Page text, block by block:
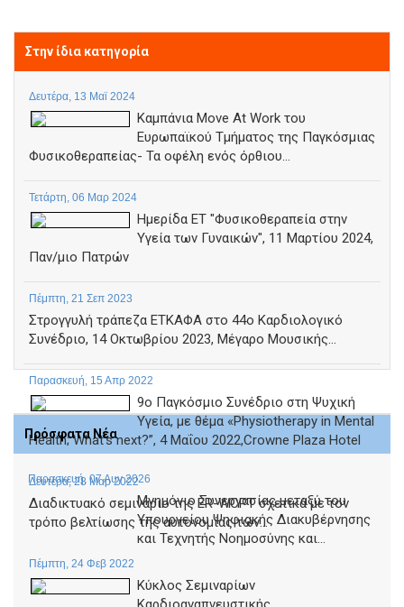
Στην ίδια κατηγορία
Δευτέρα, 13 Μαϊ 2024
Καμπάνια Move At Work του
Ευρωπαϊκού Τμήματος της Παγκόσμιας
Φυσικοθεραπείας- Τα οφέλη ενός όρθιου...
Τετάρτη, 06 Μαρ 2024
Ημερίδα ΕΤ "Φυσικοθεραπεία στην
Υγεία των Γυναικών", 11 Μαρτίου 2024,
Παν/μιο Πατρών
Πέμπτη, 21 Σεπ 2023
Στρογγυλή τράπεζα ΕΤΚΑΦΑ στο 44ο Καρδιολογικό
Συνέδριο, 14 Οκτωβρίου 2023, Μέγαρο Μουσικής...
Παρασκευή, 15 Απρ 2022
9ο Παγκόσμιο Συνέδριο στη Ψυχική
Υγεία, με θέμα «Physiotherapy in Mental
Health; What’s next?”, 4 Μαΐου 2022,Crowne Plaza Hotel
Δευτέρα, 28 Μαρ 2022
Διαδικτυακό σεμινάριο της ER-WCPT σχετικά με τον
τρόπο βελτίωσης της αυτονομίας των...
Πέμπτη, 24 Φεβ 2022
Κύκλος Σεμιναρίων
Πρόσφατα Νέα
Παρασκευή, 07 Αυγ 2026
Μνημόνιο Συνεργασίας μεταξύ του
Υπουργείου Ψηφιακής Διακυβέρνησης
και Τεχνητής Νοημοσύνης και...